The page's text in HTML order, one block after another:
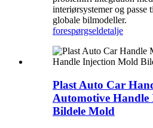
interiørsystemer og passe
globale bilmodeller.
forespørgseldetalje
Plast Auto Car
Automotive
Bildele Mold